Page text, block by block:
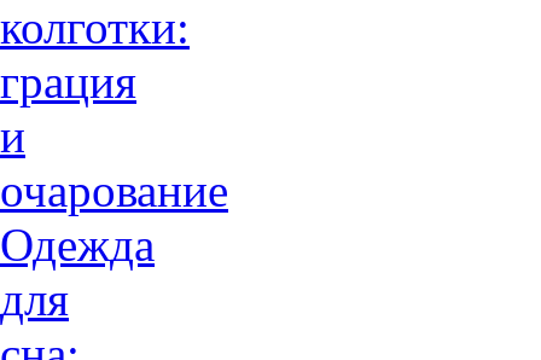
колготки:
грация
и
очарованиe
Одежда
для